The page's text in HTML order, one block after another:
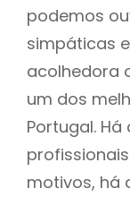
podemos
simpáticas
acolhedora
um dos
Portugal.
motivos, há